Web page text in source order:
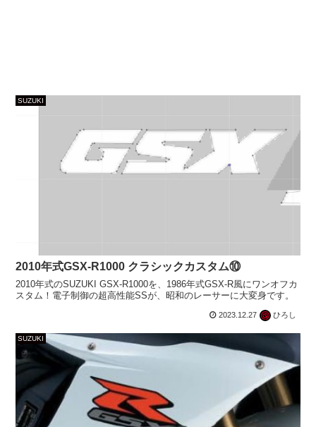
SUZUKI
2010年式GSX-R1000 クラシックカスタム⑩
2010年式のSUZUKI GSX-R1000を、1986年式GSX-R風にワンオフカ
スタム！電子制御の超高性能SSが、昭和のレーサーに大変身です。
2023.12.27 ひろし
SUZUKI